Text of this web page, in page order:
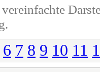
6 7 8 9 10 11